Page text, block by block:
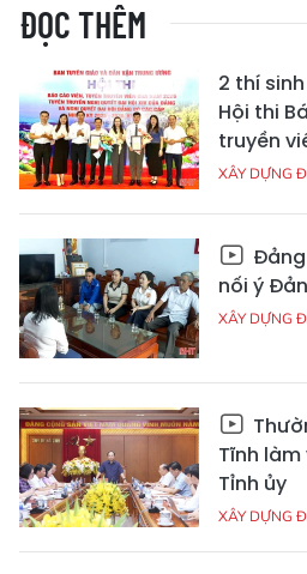
ĐỌC THÊM
2 thí
Hội thi
truyền
XÂY DỰNG
nối ý
XÂY DỰNG
Tĩnh
Tỉnh ủy
XÂY DỰNG